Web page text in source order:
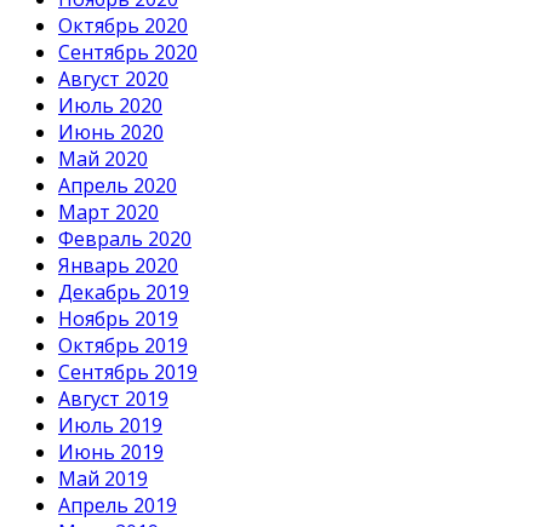
Октябрь 2020
Сентябрь 2020
Август 2020
Июль 2020
Июнь 2020
Май 2020
Апрель 2020
Март 2020
Февраль 2020
Январь 2020
Декабрь 2019
Ноябрь 2019
Октябрь 2019
Сентябрь 2019
Август 2019
Июль 2019
Июнь 2019
Май 2019
Апрель 2019